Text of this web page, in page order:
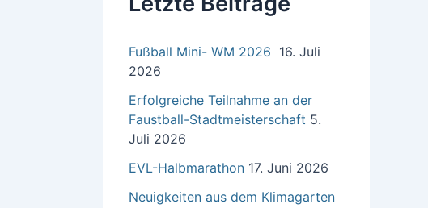
a
:Fußball Mini- WM 2026 16. Juli
2026
Erfolgreiche Teilnahme an der
Faustball-Stadtmeisterschaft 5.
Juli 2026
EVL-Halbmarathon 17. Juni 2026
Neuigkeiten aus dem Klimagarten